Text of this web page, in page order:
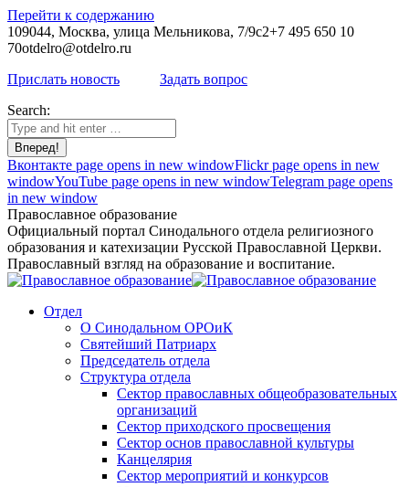
Перейти к содержанию
109044, Москва, улица Мельникова, 7/9с2+7 495 650 10
70otdelro@otdelro.ru
Прислать новость
Задать вопрос
Search:
Вконтакте page opens in new windowFlickr page opens in new
windowYouTube page opens in new windowTelegram page opens
in new window
Православное образование
Официальный портал Синодального отдела религиозного
образования и катехизации Русской Православной Церкви.
Православный взгляд на образование и воспитание.
Отдел
О Синодальном ОРОиК
Святейший Патриарх
Председатель отдела
Структура отдела
Сектор православных общеобразовательных
организаций
Сектор приходского просвещения
Сектор основ православной культуры
Канцелярия
Сектор мероприятий и конкурсов